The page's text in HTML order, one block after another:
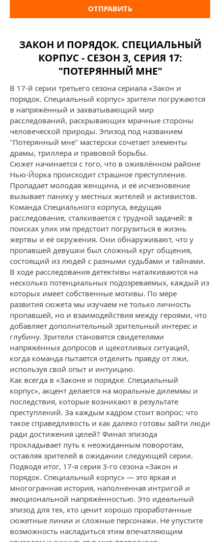
ОТПРАВИТЬ
ЗАКОН И ПОРЯДОК. СПЕЦИАЛЬНЫЙ
КОРПУС - СЕЗОН 3, СЕРИЯ 17:
"ПОТЕРЯННЫЙ МНЕ"
В 17-й серии третьего сезона сериала «Закон и
порядок. Специальный корпус» зрители погружаются
в напряжённый и захватывающий мир
расследований, раскрывающих мрачные стороны
человеческой природы. Эпизод под названием
"Потерянный мне" мастерски сочетает элементы
драмы, триллера и правовой борьбы.
Сюжет начинается с того, что в оживлённом районе
Нью-Йорка происходит страшное преступление.
Пропадает молодая женщина, и её исчезновение
вызывает панику у местных жителей и активистов.
Команда Специального корпуса, ведущая
расследование, сталкивается с трудной задачей: в
поисках улик им предстоит погрузиться в жизнь
жертвы и её окружения. Они обнаруживают, что у
пропавшей девушки был сложный круг общения,
состоящий из людей с разными судьбами и тайнами.
В ходе расследования детективы наталкиваются на
несколько потенциальных подозреваемых, каждый из
которых имеет собственные мотивы. По мере
развития сюжета мы изучаем не только личность
пропавшей, но и взаимодействия между героями, что
добавляет дополнительный зрительный интерес и
глубину. Зрители становятся свидетелями
напряжённых допросов и щекотливых ситуаций,
когда команда пытается отделить правду от лжи,
используя свой опыт и интуицию.
Как всегда в «Законе и порядке. Специальный
корпус», акцент делается на моральные дилеммы и
последствия, которые возникают в результате
преступлений. За каждым кадром стоит вопрос: что
такое справедливость и как далеко готовы зайти люди
ради достижения целей? Финал эпизода
прокладывает путь к неожиданным поворотам,
оставляя зрителей в ожидании следующей серии.
Подводя итог, 17-я серия 3-го сезона «Закон и
порядок. Специальный корпус» — это яркая и
многогранная история, наполненная интригой и
эмоциональной напряжённостью. Это идеальный
эпизод для тех, кто ценит хорошо проработанные
сюжетные линии и сложные персонажи. Не упустите
возможность насладиться этим впечатляющим